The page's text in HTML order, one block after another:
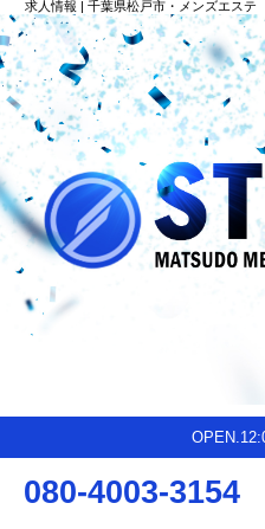
求人情報 | 千葉県松戸市・メンズエステ
080-4003-3154